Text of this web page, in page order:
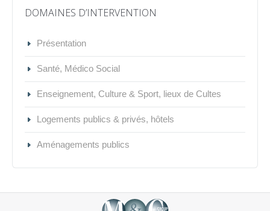
DOMAINES D’INTERVENTION
Présentation
Santé, Médico Social
Enseignement, Culture & Sport, lieux de Cultes
Logements publics & privés, hôtels
Aménagements publics